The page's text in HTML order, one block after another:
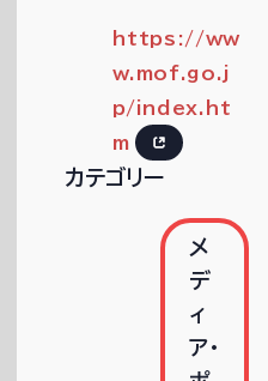
https://ww
w.mof.go.j
p/index.ht
m
カテゴリー
メ
デ
ィ
ア・